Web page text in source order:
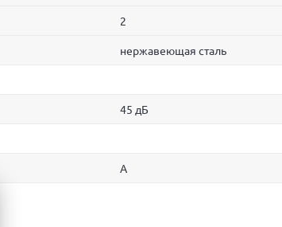
2
нержавеющая сталь
45 дБ
A